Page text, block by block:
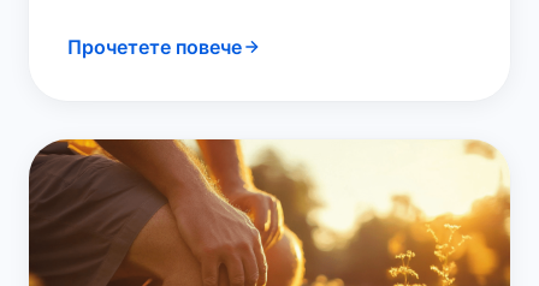
по-ясно става,…
Прочетете повече